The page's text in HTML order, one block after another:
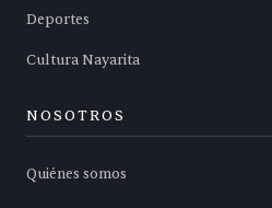
Deportes
Cultura Nayarita
NOSOTROS
Quiénes somos